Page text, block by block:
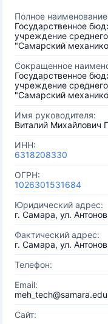
Полное
Государственное
учреждение
"Самарский
Сокращенное
Государственное
учреждение
"Самарский
Имя руководителя:
Виталий Михайлович
ИНН:
6318208330
ОГРН:
1026301531684
Юридический адрес:
г. Самара, ул.
Фактический адрес:
г. Самара, ул.
Телефон:
Email:
Сайт: